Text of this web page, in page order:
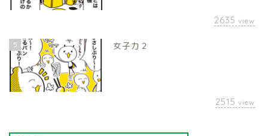
2635 view
5 女子力２
2515 view